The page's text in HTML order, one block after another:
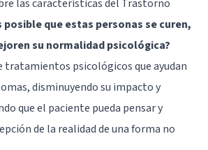
las características del Trastorno
posible que estas personas se curen,
su normalidad psicológica?
tratamientos psicológicos que ayudan
disminuyendo su impacto y
que el paciente pueda pensar y
de la realidad de una forma no